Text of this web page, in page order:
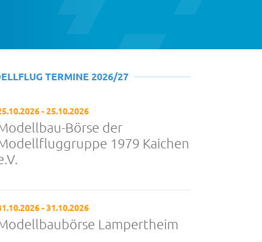
TERMINE 2026/27
- 25.10.2026
Börse der
1979 Kaichen
- 31.10.2026
Lampertheim